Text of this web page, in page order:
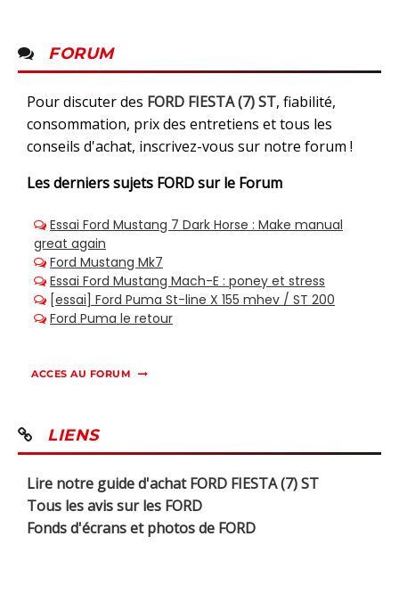
FORUM
Pour discuter des FORD FIESTA (7) ST, fiabilité,
consommation, prix des entretiens et tous les
conseils d'achat, inscrivez-vous sur notre forum !
Les derniers sujets FORD sur le Forum
ACCES AU FORUM
LIENS
Lire notre guide d'achat FORD FIESTA (7) ST
Tous les avis sur les FORD
Fonds d'écrans et photos de FORD